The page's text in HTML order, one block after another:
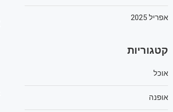
אפריל 2025
קטגוריות
אוכל
אופנה